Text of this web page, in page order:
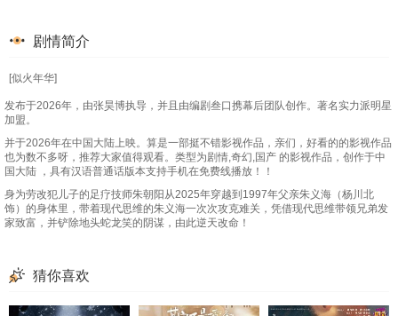
剧情简介
[似火年华]
发布于2026年，由张昊博执导，并且由编剧叁口携幕后团队创作。著名实力派明星
加盟。
并于2026年在中国大陆上映。算是一部挺不错影视作品，亲们，好看的的影视作品
也为数不多呀，推荐大家值得观看。类型为剧情,奇幻,国产 的影视作品，创作于中
国大陆 ，具有汉语普通话版本支持手机在免费线播放！！
身为劳改犯儿子的足疗技师朱朝阳从2025年穿越到1997年父亲朱义海（杨川北
饰）的身体里，带着现代思维的朱义海一次次攻克难关，凭借现代思维带领兄弟发
家致富，并铲除地头蛇龙笑的阴谋，由此逆天改命！
猜你喜欢